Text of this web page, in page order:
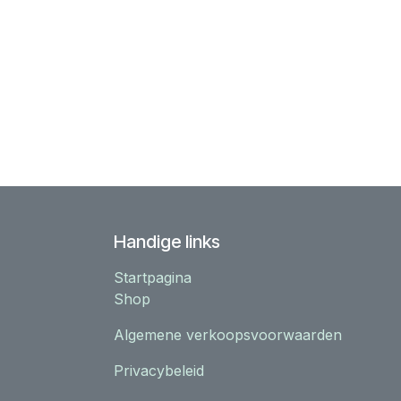
Handige links
Startpagina
Shop
Algemene verkoopsvoorwaarden
Privacybeleid